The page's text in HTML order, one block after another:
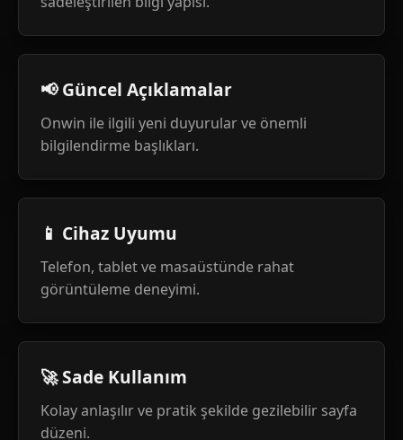
📢 Güncel Açıklamalar
Onwin ile ilgili yeni duyurular ve önemli
bilgilendirme başlıkları.
📱 Cihaz Uyumu
Telefon, tablet ve masaüstünde rahat
görüntüleme deneyimi.
🚀 Sade Kullanım
Kolay anlaşılır ve pratik şekilde gezilebilir sayfa
düzeni.